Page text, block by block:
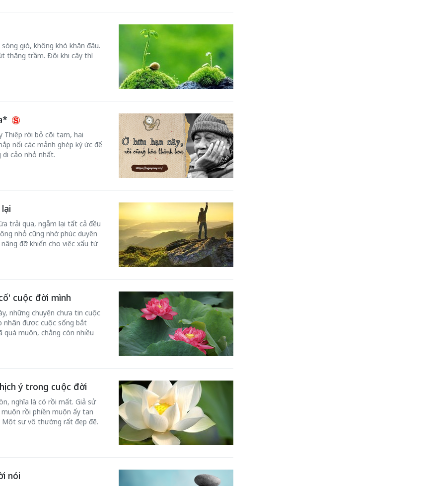
gió, không khó khăn đâu.
thăng trầm. Đôi khi cây thì
Thiệp rời bỏ cõi tạm, hai
nối các mảnh ghép ký ức để
di cảo nhỏ nhất.
trải qua, ngẫm lại tất cả đều
nhỏ cũng nhờ phúc duyên
đỡ khiến cho việc xấu từ
cuộc đời mình
những chuyện chưa tin cuộc
nhận được cuộc sống bắt
quá muộn, chẳng còn nhiều
ý trong cuộc đời
nghĩa là có rồi mất. Giả sử
rồi phiền muộn ấy tan
sự vô thường rất đẹp đẽ.
nói